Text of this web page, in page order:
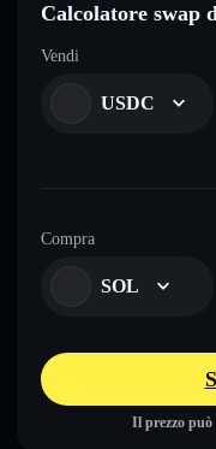
Calcolatore swap
Vendi
USDC
Compra
SOL
Il prezzo può